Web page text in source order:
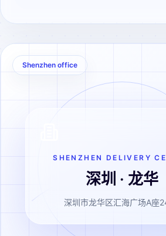
SHENZHEN DELIVERY
深圳 · 龙华
深圳市龙华区汇海广场A座
Shenzhen office